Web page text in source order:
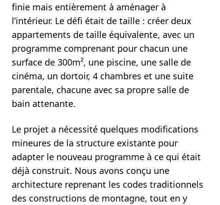
finie mais entièrement à aménager à
l’intérieur. Le défi était de taille : créer deux
appartements de taille équivalente, avec un
programme comprenant pour chacun une
surface de 300m², une piscine, une salle de
cinéma, un dortoir, 4 chambres et une suite
parentale, chacune avec sa propre salle de
bain attenante.
Le projet a nécessité quelques modifications
mineures de la structure existante pour
adapter le nouveau programme à ce qui était
déjà construit. Nous avons conçu une
architecture reprenant les codes traditionnels
des constructions de montagne, tout en y